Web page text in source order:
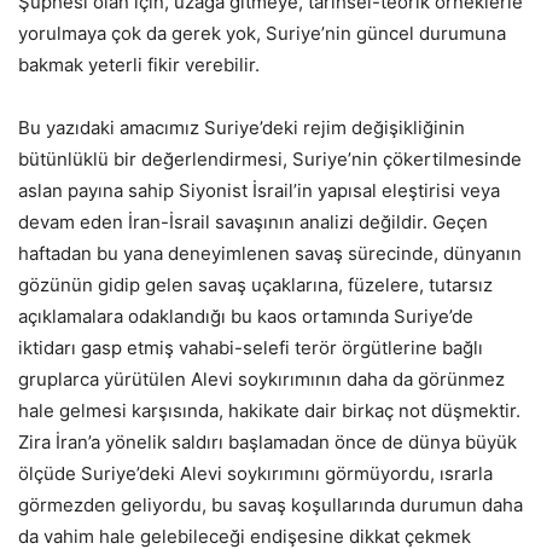
yorulmaya çok da gerek yok, Suriye’nin güncel durumuna
bakmak yeterli fikir verebilir.
Bu yazıdaki amacımız Suriye’deki rejim değişikliğinin
bütünlüklü bir değerlendirmesi, Suriye’nin çökertilmesinde
aslan payına sahip Siyonist İsrail’in yapısal eleştirisi veya
devam eden İran-İsrail savaşının analizi değildir. Geçen
haftadan bu yana deneyimlenen savaş sürecinde, dünyanın
gözünün gidip gelen savaş uçaklarına, füzelere, tutarsız
açıklamalara odaklandığı bu kaos ortamında Suriye’de
iktidarı gasp etmiş vahabi-selefi terör örgütlerine bağlı
gruplarca yürütülen Alevi soykırımının daha da görünmez
hale gelmesi karşısında, hakikate dair birkaç not düşmektir.
Zira İran’a yönelik saldırı başlamadan önce de dünya büyük
ölçüde Suriye’deki Alevi soykırımını görmüyordu, ısrarla
görmezden geliyordu, bu savaş koşullarında durumun daha
da vahim hale gelebileceği endişesine dikkat çekmek